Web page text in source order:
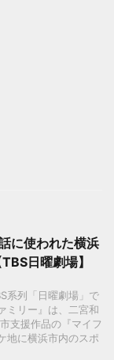
に使われた横浜
日曜劇場】
系列「日曜劇場」で
ミリー』は、二宮和
支援作品の『マイフ
地に横浜市内のスポ